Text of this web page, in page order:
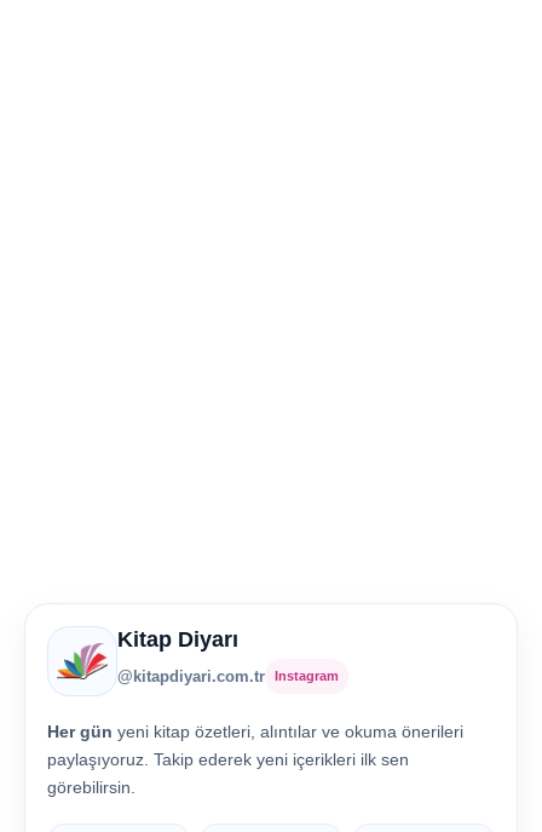
Kitap Diyarı
@kitapdiyari.com.tr Instagram
Her gün yeni kitap özetleri, alıntılar ve okuma önerileri
paylaşıyoruz. Takip ederek yeni içerikleri ilk sen
görebilirsin.